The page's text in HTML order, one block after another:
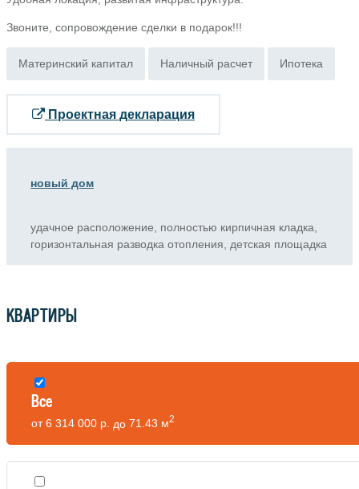
Звоните, сопровождение сделки в подарок!!!
Материнский капитал Наличный расчет Ипотека
Проектная декларация
новый дом
удачное расположение, полностью кирпичная кладка,
горизонтальная разводка отопления, детская площадка
КВАРТИРЫ
Все
от6 314 000 р. до 71.43 м2